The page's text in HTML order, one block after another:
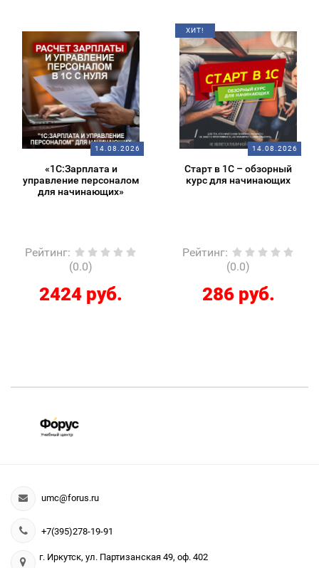
14.08.2026
«1С:Зарплата и
управление персоналом
для начинающих»
Рейтинг:
(0.0)
2424 руб.
ХИТ!
14.08.2026
Старт в 1С – обзорный
курс для начинающих
Рейтинг:
(0.0)
286 руб.
umc@forus.ru
+7(395)278-19-91
г. Иркутск, ул. Партизанская 49, оф. 402